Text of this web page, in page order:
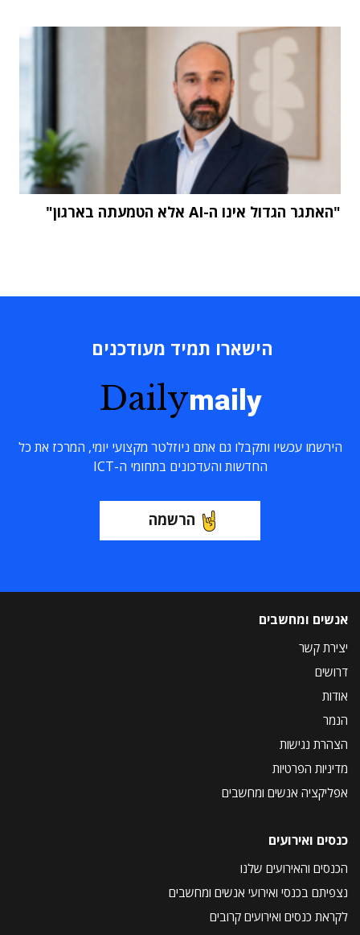
"האתגר הגדול אינו ה-AI אלא הטמעתה בארגון"
הישארו תמיד מעודכנים
Dailymaily
הירשמו עכשיו ותקבלו גם אתם ניוזלטר מקצועי יומי, המרכז את כל
החדשות והעדכונים בתחומי ה-ICT
הרשמה
אנשים ומחשבים
יצירת קשר
דרושים
אודות
הנמר
הצהרת נגישות
מדיניות הפרטיות
אפליקציה אנשים ומחשבים
כנסים ואירועים
הכנסים והאירועים שלנו
נצפיתם בכנסי ואירועי אנשים ומחשבים
לקראת כנסים ואירועים קרובים